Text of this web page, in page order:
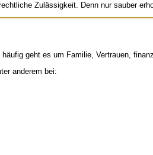
Zulässigkeit. Denn nur sauber
geht es um Familie, Vertrauen,
anderem bei: